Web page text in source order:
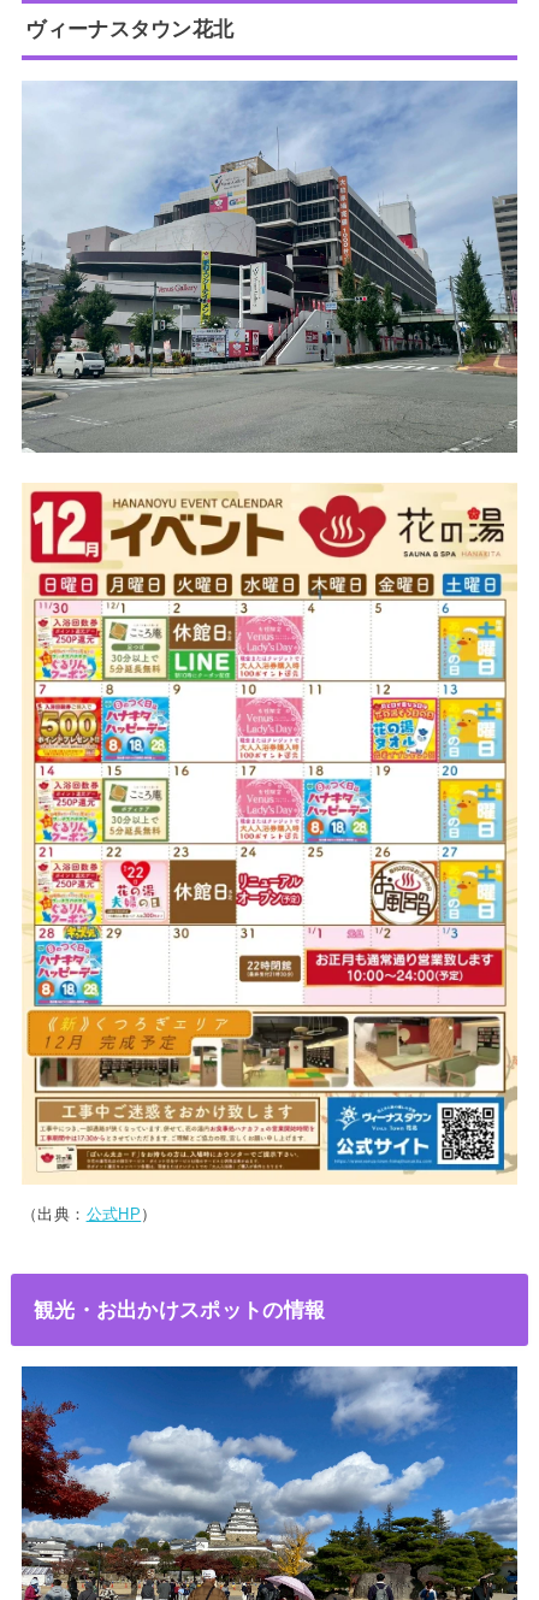
ヴィーナスタウン花北
（出典： 公式HP ）
観光・お出かけスポットの情報